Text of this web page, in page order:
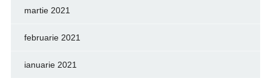
martie 2021
februarie 2021
ianuarie 2021